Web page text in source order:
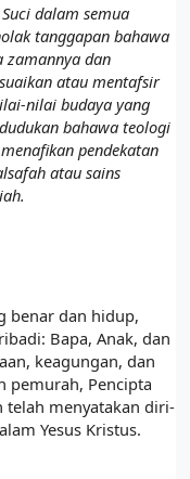
dalam semua
tanggapan bahawa
zamannya dan
atau mentafsir
nilai budaya yang
bahawa teologi
pendekatan
atau sains
benar dan hidup,
Bapa, Anak, dan
keagungan, dan
pemurah, Pencipta
telah menyatakan diri-
Yesus Kristus.